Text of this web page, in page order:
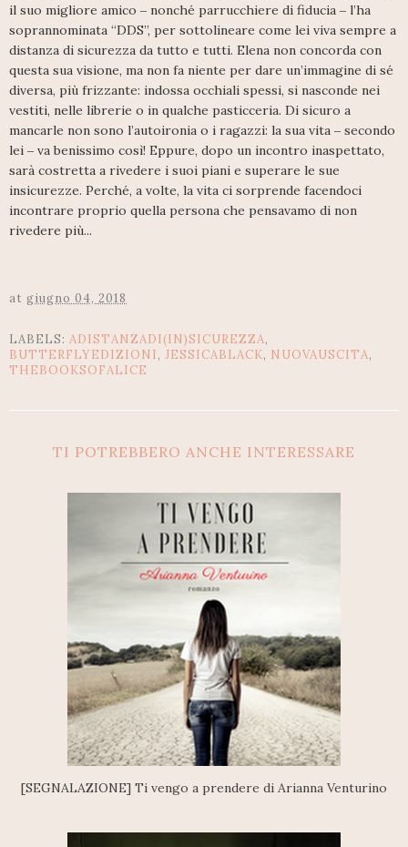
il suo migliore amico ‒ nonché parrucchiere di fiducia ‒ l’ha
soprannominata “DDS”, per sottolineare come lei viva sempre a
distanza di sicurezza da tutto e tutti. Elena non concorda con
questa sua visione, ma non fa niente per dare un’immagine di sé
diversa, più frizzante: indossa occhiali spessi, si nasconde nei
vestiti, nelle librerie o in qualche pasticceria. Di sicuro a
mancarle non sono l’autoironia o i ragazzi: la sua vita ‒ secondo
lei ‒ va benissimo così! Eppure, dopo un incontro inaspettato,
sarà costretta a rivedere i suoi piani e superare le sue
insicurezze. Perché, a volte, la vita ci sorprende facendoci
incontrare proprio quella persona che pensavamo di non
rivedere più...
at giugno 04, 2018
LABELS: ADISTANZADI(IN)SICUREZZA,
BUTTERFLYEDIZIONI, JESSICABLACK, NUOVAUSCITA,
THEBOOKSOFALICE
TI POTREBBERO ANCHE INTERESSARE
[SEGNALAZIONE] Ti vengo a prendere di Arianna Venturino